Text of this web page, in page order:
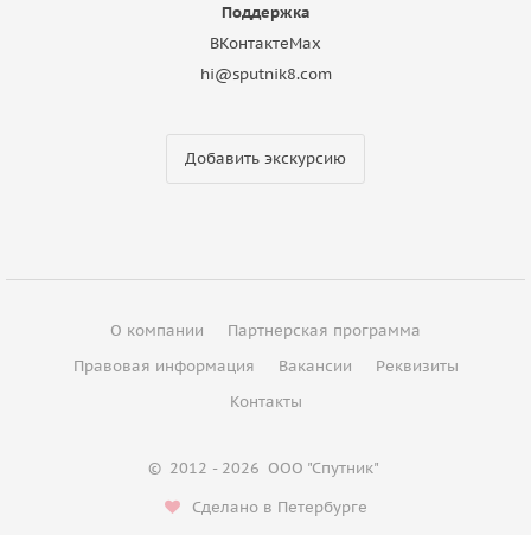
Поддержка
ВКонтактеMax
hi@sputnik8.com
Добавить экскурсию
О компании
Партнерская программа
Правовая информация
Вакансии
Реквизиты
Контакты
© 2012 - 2026 ООО "Спутник"
Сделано в Петербурге